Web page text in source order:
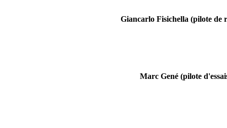
Giancarlo Fisichella (pilote de
Marc Gené (pilote